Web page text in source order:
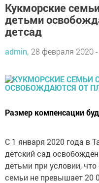
Кукморские
детьми
детсад
admin, 28 февраля 2020
Размер компенсации
С 1 января 2020 года в
детский сад
детьми при условии,
семьи не превышает 20